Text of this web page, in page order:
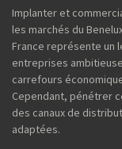
Implanter et
les marchés du
France représente un
entreprises
carrefours
Cependant, pénétrer
des canaux de
adaptées.